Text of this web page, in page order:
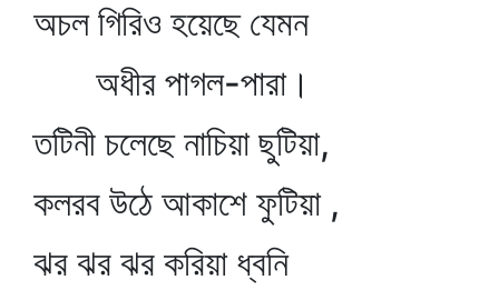
অচল গিরিও হয়েছে যেমন
অধীর পাগল-পারা।
তটিনী চলেছে নাচিয়া ছুটিয়া,
কলরব উঠে আকাশে ফুটিয়া ,
ঝর ঝর ঝর করিয়া ধ্বনি